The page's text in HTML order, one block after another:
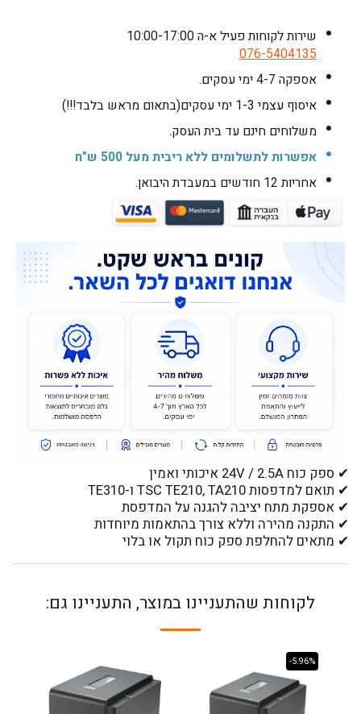
שירות לקוחות פעיל א-ה 10:00-17:00
076-5404135
אספקה 4-7 ימי עסקים.
איסוף עצמי 1-3 ימי עסקים(בתאום מראש בלבד!!!)
משלוחים חינם עד בית העסק.
אפשרות לתשלומים ללא ריבית מעל 500 ש"ח
אחריות 12 חודשים במעבדת היבואן.
✔ ספק כוח 24V / 2.5A איכותי ואמין
✔ תואם למדפסות TSC TE210, TA210 ו-TE310
✔ אספקת מתח יציבה להגנה על המדפסת
✔ התקנה מהירה וללא צורך בהתאמות מיוחדות
✔ מתאים להחלפת ספק כוח תקול או בלוי
לקוחות שהתעניינו במוצר, התעניינו גם:
-5.96%